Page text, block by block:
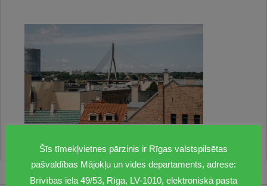
Šīs tīmekļvietnes pārzinis ir Rīgas valstspilsētas
pašvaldības Mājokļu un vides departaments, adrese:
Brīvības iela 49/53, Rīga, LV-1010, elektroniskā pasta